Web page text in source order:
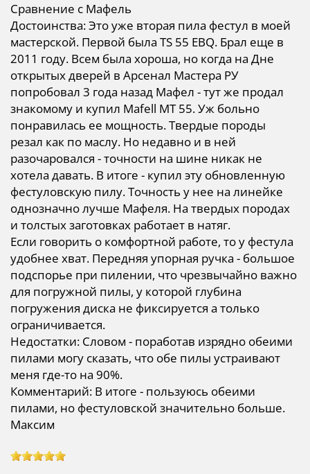
Сравнение с Мафель
Достоинства: Это уже вторая пила фестул в моей
мастерской. Первой была TS 55 EBQ. Брал еще в
2011 году. Всем была хороша, но когда на Дне
открытых дверей в Арсенал Мастера РУ
попробовал 3 года назад Мафел - тут же продал
знакомому и купил Mafell MT 55. Уж больно
понравилась ее мощность. Твердые породы
резал как по маслу. Но недавно и в ней
разочаровался - точности на шине никак не
хотела давать. В итоге - купил эту обновленную
фестуловскую пилу. Точность у нее на линейке
однозначно лучше Мафеля. На твердых породах
и толстых заготовках работает в натяг.
Если говорить о комфортной работе, то у фестула
удобнее хват. Передняя упорная ручка - большое
подспорье при пилении, что чрезвычайно важно
для погружной пилы, у которой глубина
погружения диска не фиксируется а только
ограничивается.
Недостатки: Словом - поработав изрядно обеими
пилами могу сказать, что обе пилы устраивают
меня где-то на 90%.
Комментарий: В итоге - пользуюсь обеими
пилами, но фестуловской значительно больше.
Максим